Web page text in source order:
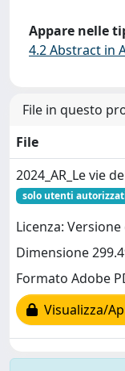
Appare nelle
4.2 Abstract in
File in questo
File
2024_AR_Le vie
solo utenti
Licenza:
Dimensione
Formato Adobe
Visualizza/